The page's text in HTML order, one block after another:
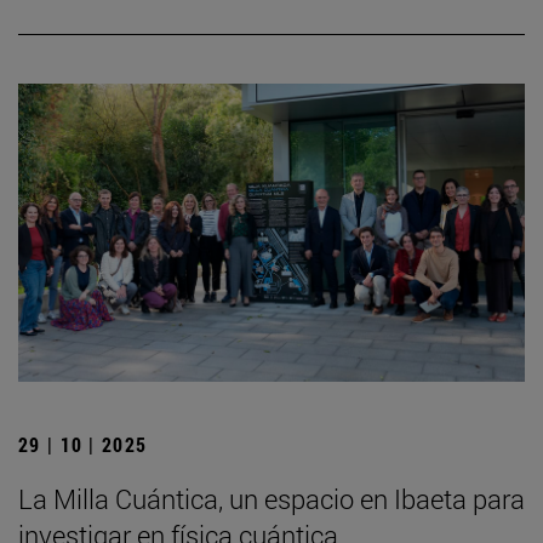
29 | 10 | 2025
La Milla Cuántica, un espacio en Ibaeta para
investigar en física cuántica